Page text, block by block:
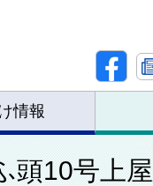
情報
頭10号上